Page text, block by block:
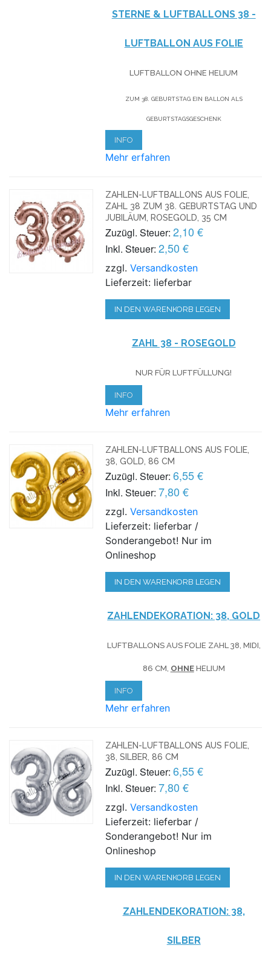
STERNE & LUFTBALLONS 38 -
LUFTBALLON AUS FOLIE
LUFTBALLON OHNE HELIUM
ZUM 38. GEBURTSTAG EIN BALLON ALS
GEBURTSTAGSGESCHENK
INFO
Mehr erfahren
ZAHLEN-LUFTBALLONS AUS FOLIE,
ZAHL 38 ZUM 38. GEBURTSTAG UND
JUBILÄUM, ROSEGOLD, 35 CM
Zuzügl. Steuer: 2,10 €
Inkl. Steuer: 2,50 €
zzgl.Versandkosten
Lieferzeit: lieferbar
IN DEN WARENKORB LEGEN
ZAHL 38 - ROSEGOLD
NUR FÜR LUFTFÜLLUNG!
INFO
Mehr erfahren
ZAHLEN-LUFTBALLONS AUS FOLIE,
38, GOLD, 86 CM
Zuzügl. Steuer: 6,55 €
Inkl. Steuer: 7,80 €
zzgl.Versandkosten
Lieferzeit: lieferbar /
Sonderangebot! Nur im
Onlineshop
IN DEN WARENKORB LEGEN
ZAHLENDEKORATION: 38, GOLD
LUFTBALLONS AUS FOLIE ZAHL 38, MIDI,
86 CM, OHNEHELIUM
INFO
Mehr erfahren
ZAHLEN-LUFTBALLONS AUS FOLIE,
38, SILBER, 86 CM
Zuzügl. Steuer: 6,55 €
Inkl. Steuer: 7,80 €
zzgl.Versandkosten
Lieferzeit: lieferbar /
Sonderangebot! Nur im
Onlineshop
IN DEN WARENKORB LEGEN
ZAHLENDEKORATION: 38,
SILBER